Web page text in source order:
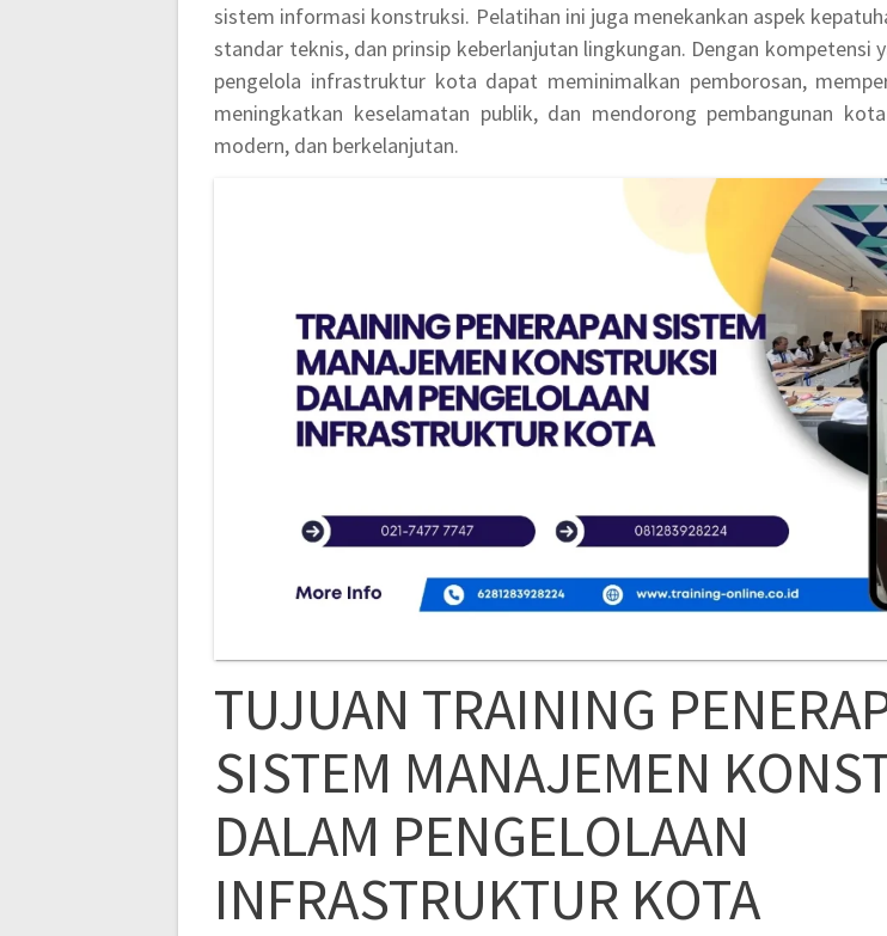
sistem informasi konstruksi. Pelatihan ini juga menekankan aspek
standar teknis, dan prinsip keberlanjutan lingkungan. Dengan kompetensi
pengelola infrastruktur kota dapat meminimalkan pemborosan,
meningkatkan keselamatan publik, dan mendorong pembangunan
modern, dan berkelanjutan.
TUJUAN TRAINING
SISTEM MANAJEMEN
DALAM PENGELOLAAN
INFRASTRUKTUR KOTA